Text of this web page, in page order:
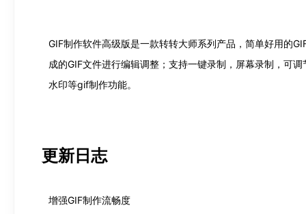
GIF制作软件高级版是一款转转大师系列产品，简单好用的
成的GIF文件进行编辑调整；支持一键录制，屏幕录制，可
水印等gif制作功能。
更新日志
增强GIF制作流畅度